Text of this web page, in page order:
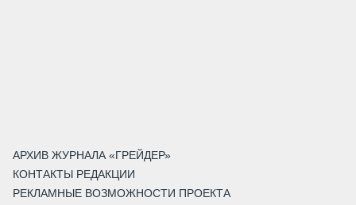
АРХИВ ЖУРНАЛА «ГРЕЙДЕР»
КОНТАКТЫ РЕДАКЦИИ
РЕКЛАМНЫЕ ВОЗМОЖНОСТИ ПРОЕКТА